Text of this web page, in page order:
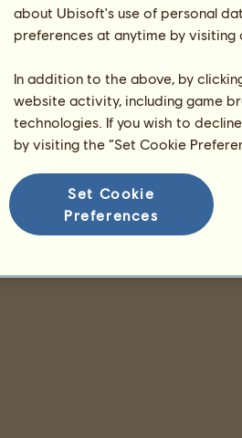
about Ubisoft's use of personal
preferences at anytime by
In addition to the above, by
website activity, including game
technologies. If you wish to
by visiting the “Set Cookie
Set Cookie
Preferences